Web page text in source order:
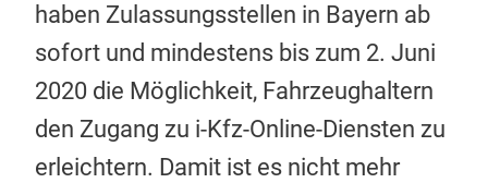
haben Zulassungsstellen in Bayern ab
sofort und mindestens bis zum 2. Juni
2020 die Möglichkeit, Fahrzeughaltern
den Zugang zu i-Kfz-Online-Diensten zu
erleichtern. Damit ist es nicht mehr